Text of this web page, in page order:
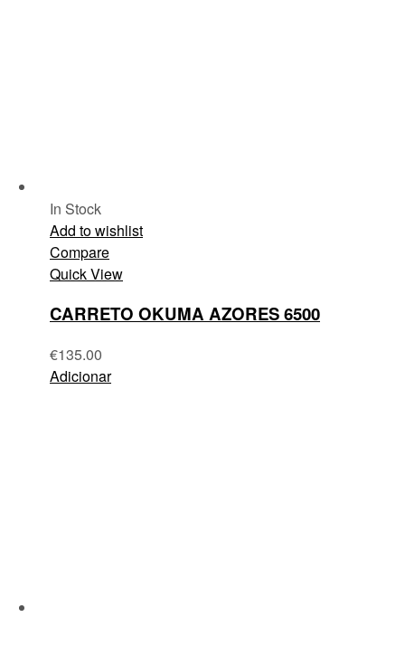
In Stock
Add to wishlist
Compare
Quick View
CARRETO OKUMA AZORES 6500
€135.00
Adicionar